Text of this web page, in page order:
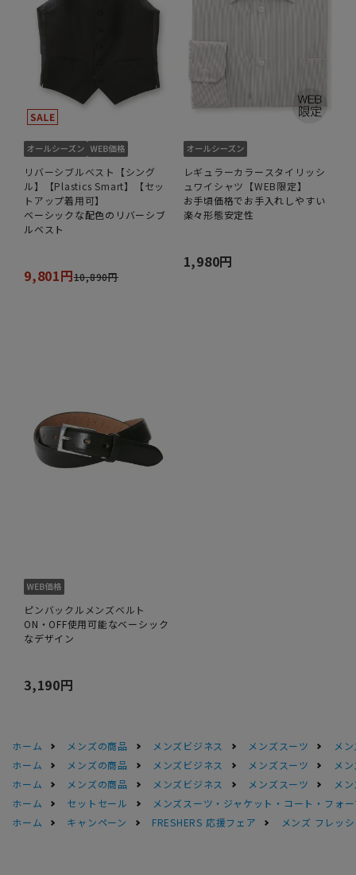
リバーシブルベスト【シング
ル】【Plastics Smart】【セッ
トアップ着用可】
ベーシックな配色のリバーシブ
ルベスト
9,801円10,890円
レギュラーカラースタイリッシ
ュワイシャツ【WEB限定】
お手頃価格でお手入れしやすい
楽々形態安定性
1,980円
ピンバックルメンズベルト
ON・OFF使用可能なベーシック
なデザイン
3,190円
ホーム メンズの商品 メンズビジネス メンズスーツ
メ
ホーム
メンズの商品 メンズビジネス メンズスーツ
メ
ホーム
メンズの商品 メンズビジネス メンズスーツ
メ
ホーム
セットセール
メンズスーツ・ジャケット・コート・フォ
ホーム
キャンペーン FRESHERS 応援フェア メンズ フレッ